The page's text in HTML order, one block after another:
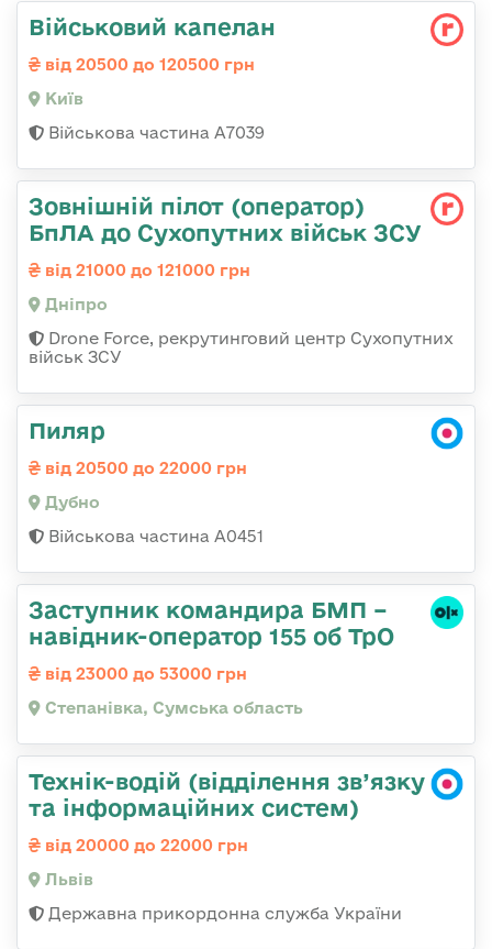
Військовий капелан
від 20500 до 120500 грн
Київ
Військова частина А7039
Зовнішній пілот (оператор)
БпЛА до Сухопутних військ ЗСУ
від 21000 до 121000 грн
Дніпро
Drone Force, рекрутинговий центр Сухопутних
військ ЗСУ
Пиляр
від 20500 до 22000 грн
Дубно
Військова частина А0451
Заступник командира БМП –
навідник-оператор 155 об ТрО
від 23000 до 53000 грн
Степанівка, Сумська область
Технік-водій (відділення зв’язку
та інформаційних систем)
від 20000 до 22000 грн
Львів
Державна прикордонна служба України